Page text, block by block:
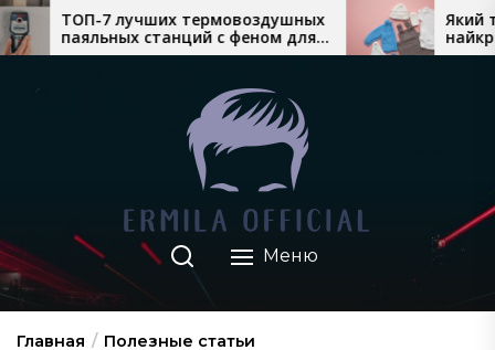
Перейти
к
с феном для
Який теплий дитячий одяг
найкраще продається
взимку
Меню
Главная
Полезные статьи